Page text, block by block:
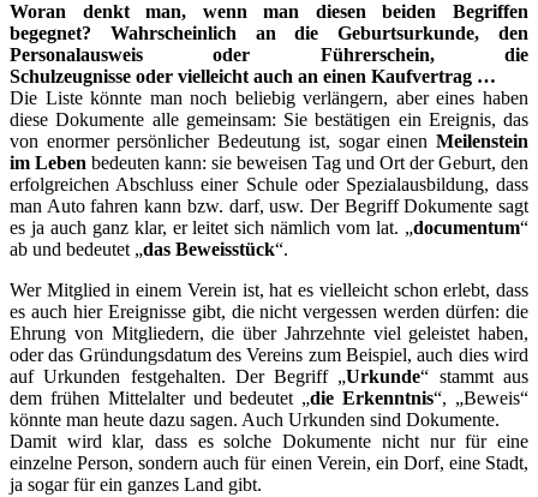
Woran denkt man, wenn man diesen beiden Begriffen
begegnet? Wahrscheinlich an die Geburtsurkunde, den
Personalausweis oder Führerschein, die
Schulzeugnisse oder vielleicht auch an einen Kaufvertrag …
Die Liste könnte man noch beliebig verlängern, aber eines haben
diese Dokumente alle gemeinsam: Sie bestätigen ein Ereignis, das
von enormer persönlicher Bedeutung ist, sogar einen Meilenstein
im Leben bedeuten kann: sie beweisen Tag und Ort der Geburt, den
erfolgreichen Abschluss einer Schule oder Spezialausbildung, dass
man Auto fahren kann bzw. darf, usw. Der Begriff Dokumente sagt
es ja auch ganz klar, er leitet sich nämlich vom lat. „documentum“
ab und bedeutet „das Beweisstück“.
Wer Mitglied in einem Verein ist, hat es vielleicht schon erlebt, dass
es auch hier Ereignisse gibt, die nicht vergessen werden dürfen: die
Ehrung von Mitgliedern, die über Jahrzehnte viel geleistet haben,
oder das Gründungsdatum des Vereins zum Beispiel, auch dies wird
auf Urkunden festgehalten. Der Begriff „Urkunde“ stammt aus
dem frühen Mittelalter und bedeutet „die Erkenntnis“, „Beweis“
könnte man heute dazu sagen. Auch Urkunden sind Dokumente.
Damit wird klar, dass es solche Dokumente nicht nur für eine
einzelne Person, sondern auch für einen Verein, ein Dorf, eine Stadt,
ja sogar für ein ganzes Land gibt.